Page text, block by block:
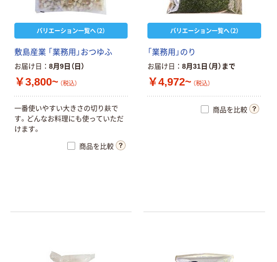
バリエーション一覧へ（2）
敷島産業 「業務用」おつゆふ
お届け日 8月9日（日）
￥3,800~ （税込）
一番使いやすい大きさの切り麸で
す。どんなお料理にも使っていただ
けます。
商品を比較
バリエーション一覧へ（2）
「業務用」のり
お届け日 8月31日（月）まで
￥4,972~ （税込）
商品を比較